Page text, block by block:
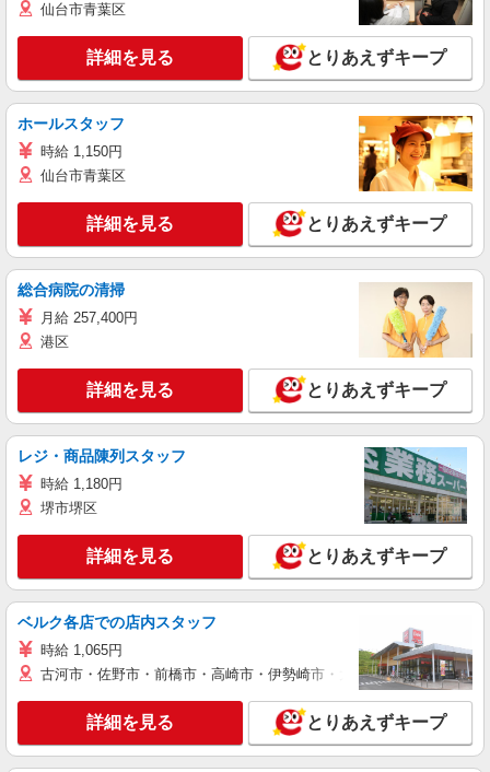
仙台市青葉区
詳細を見る とりあえずキープ
ホールスタッフ
時給 1,150円
仙台市青葉区
詳細を見る とりあえずキープ
総合病院の清掃
月給 257,400円
港区
詳細を見る とりあえずキープ
レジ・商品陳列スタッフ
時給 1,180円
堺市堺区
詳細を見る とりあえずキープ
ベルク各店での店内スタッフ
時給 1,065円
古河市・佐野市・前橋市・高崎市・伊勢崎市・太田市・館林市・藤
詳細を見る とりあえずキープ